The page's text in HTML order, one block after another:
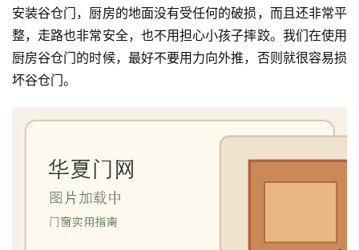
卫
生
间
门
安装谷仓门，厨房的地面没有受任何的破损，而且还非常平
整，走路也非常安全，也不用担心小孩子摔跤。我们在使用
厨房谷仓门的时候，最好不要用力向外推，否则就很容易损
坏谷仓门。